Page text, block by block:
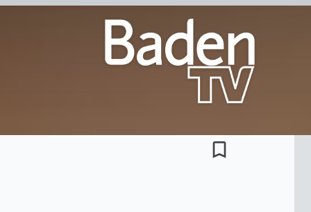
bookmark_border